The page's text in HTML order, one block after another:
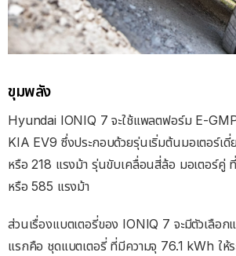
ขุมพลัง
Hyundai IONIQ 7 จะใช้แพลตฟอร์ม E-
KIA EV9 ซึ่งประกอบด้วยรุ่นเริ่มต้นมอเตอร์เ
หรือ 218 แรงม้า รุ่นขับเคลื่อนสี่ล้อ มอเตอร์คู่
หรือ 585 แรงม้า
ส่วนเรื่องแบตเตอรี่ของ IONIQ 7 จะมีตัวเลือก
แรกคือ ชุดแบตเตอรี่ ที่มีความจุ 76.1 kWh ให้